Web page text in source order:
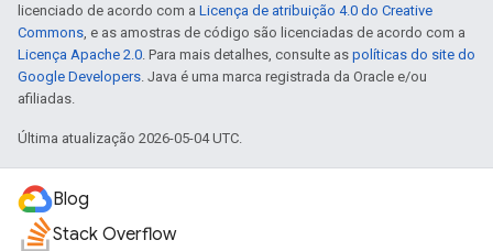
licenciado de acordo com a Licença de atribuição 4.0 do Creative
Commons, e as amostras de código são licenciadas de acordo com a
Licença Apache 2.0. Para mais detalhes, consulte as políticas do site do
Google Developers. Java é uma marca registrada da Oracle e/ou
afiliadas.
Última atualização 2026-05-04 UTC.
Blog
Stack Overflow